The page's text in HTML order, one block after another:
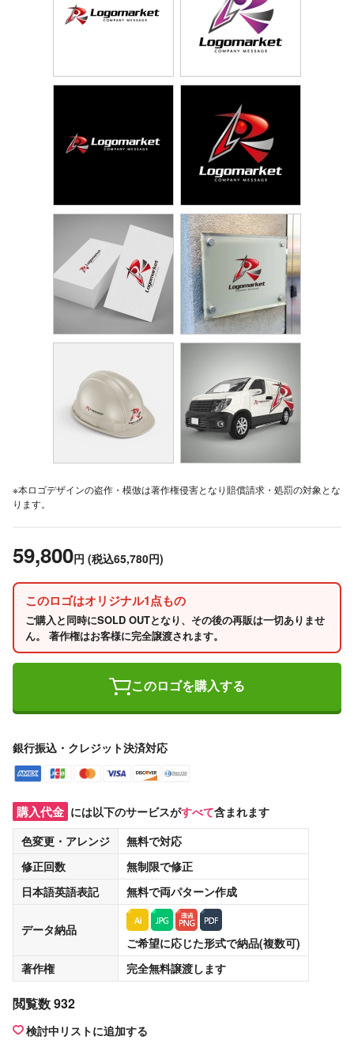
※本ロゴデザインの盗作・模倣は著作権侵害となり賠償請求・処罰の対象とな
ります。
59,800円 (税込65,780円)
このロゴはオリジナル1点もの
ご購入と同時にSOLD OUTとなり、その後の再販は一切ありませ
ん。 著作権はお客様に完全譲渡されます。
このロゴを購入する
銀行振込・クレジット決済対応
購入代金 には以下のサービスがすべて含まれます
色変更・アレンジ
無料で対応
修正回数
無制限で修正
日本語英語表記
無料で両パターン作成
データ納品
ご希望に応じた形式で納品(複数可)
著作権
完全無料譲渡します
閲覧数 932
検討中リストに追加する